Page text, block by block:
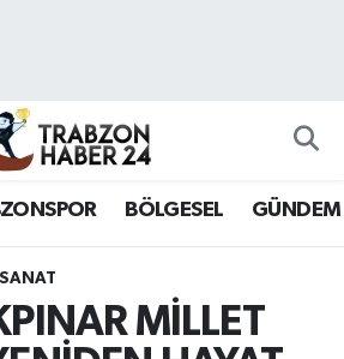
BÖLGESEL GÜNDEM
MİLLET
Durumu ve Fikstür